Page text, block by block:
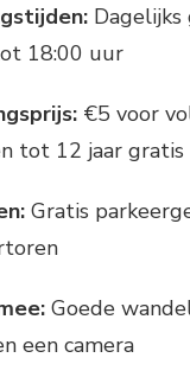
Dagelijks
18:00 uur
€5 voor
tot 12 jaar gratis
Gratis
Goede
een camera